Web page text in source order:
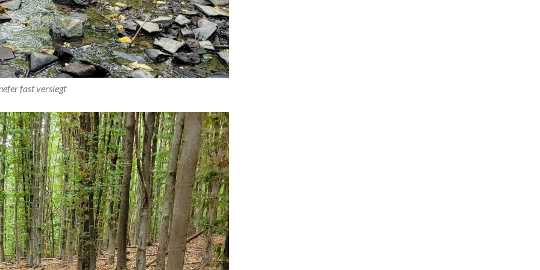
fast versiegt